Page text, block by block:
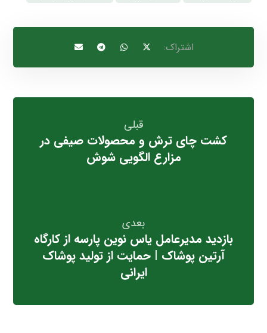
قبلی
کشت چای ترش و محصولات صیفی در
مزارع الگویی شوش
بعدی
بازدید مدیرعامل یاس نوین پارسه از کارگاه
آرتین پوشاک | حمایت از تولید پوشاک
ایرانی